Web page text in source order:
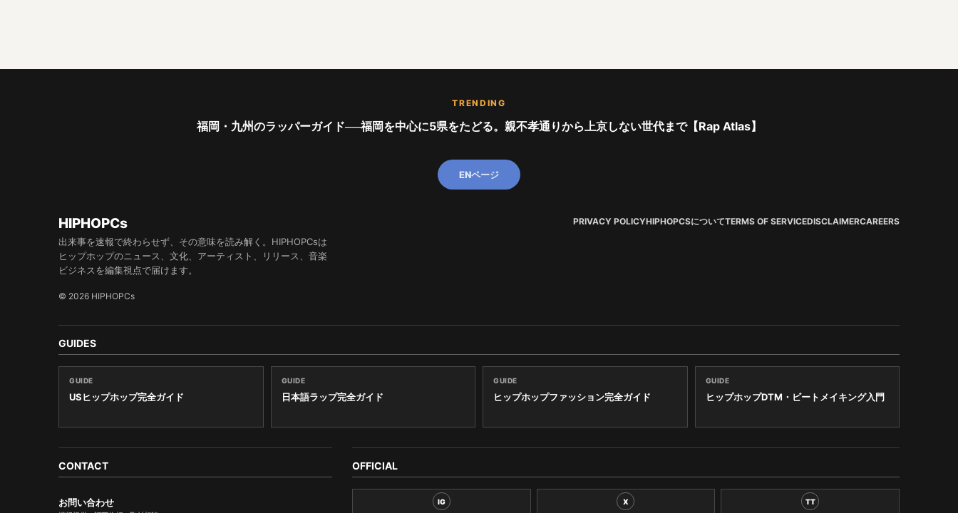
TRENDING
福岡・九州のラッパーガイド──福岡を中心に5県をたどる。親不孝通りから上京しない世代まで【Rap Atlas】
ENページ
HIPHOPCs
出来事を速報で終わらせず、その意味を読み解く。HIPHOPCsは
ヒップホップのニュース、文化、アーティスト、リリース、音楽
ビジネスを編集視点で届けます。
© 2026 HIPHOPCs
PRIVACY POLICYHIPHOPCSについてTERMS OF SERVICEDISCLAIMERCAREERS
GUIDES
GUIDE
USヒップホップ完全ガイド
GUIDE
日本語ラップ完全ガイド
GUIDE
ヒップホップファッション完全ガイド
GUIDE
ヒップホップDTM・ビートメイキング入門
CONTACT
お問い合わせ
OFFICIAL
IG X TT